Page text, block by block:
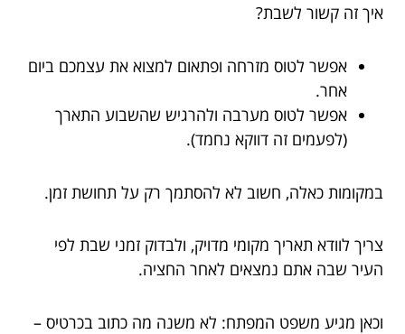
איך זה קשור לשבת?
אפשר לטוס מזרחה ופתאום למצוא את עצמכם ביום
אחר.
אפשר לטוס מערבה ולהרגיש שהשבוע התארך
(לפעמים זה דווקא נחמד).
במקומות כאלה, חשוב לא להסתמך רק על תחושת זמן.
צריך לוודא תאריך מקומי מדויק, ולבדוק זמני שבת לפי
העיר שבה אתם נמצאים לאחר החציה.
וכאן מגיע משפט המפתח: לא משנה מה כתוב בכרטיס –